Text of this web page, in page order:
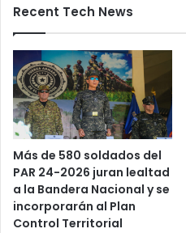
Recent Tech News
Más de 580 soldados del
PAR 24-2026 juran lealtad
a la Bandera Nacional y se
incorporarán al Plan
Control Territorial